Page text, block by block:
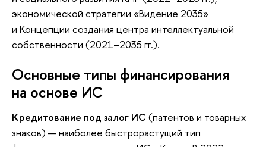
экономической стратегии «Видение 2035»
и Концепции создания центра интеллектуальной
собственности (2021–2035 гг.).
Основные типы финансирования
на основе ИС
Кредитование под залог ИС (патентов и товарных
знаков) — наиболее быстрорастущий тип